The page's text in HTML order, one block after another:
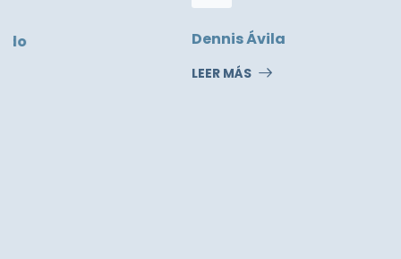
Dennis Ávila